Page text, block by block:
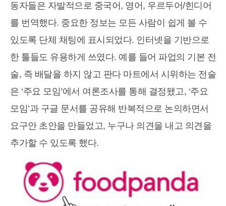
동자들은 자발적으로 중국어, 영어, 우르두어/힌디어
를 번역했다. 중요한 정보는 모든 사람이 쉽게 볼 수
있도록 단체 채팅에 표시되었다. 인터넷을 기반으로
한 툴들도 유용하게 쓰였다. 예를 들어 파업의 기본 전
술, 즉 배달을 하지 않고 판다 마트에서 시위하는 전술
은 ‘주요 모임’에서 여론조사를 통해 결정됐고, ‘주요
모임’과 구글 문서를 공유해 반복적으로 논의하면서
요구안 초안을 만들었고, 누구나 의견을 내고 의견을
추가할 수 있도록 했다.